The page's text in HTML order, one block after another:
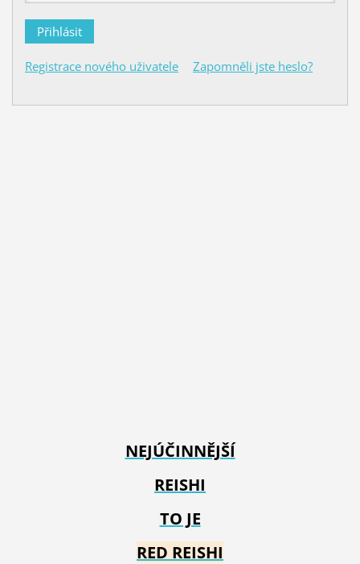
Registrace nového uživatele Zapomněli jste heslo?
NEJÚČINNĚJŠÍ
REISHI
TO JE
RED REISHI